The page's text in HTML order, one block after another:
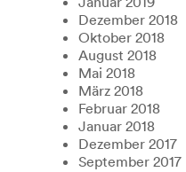
Dezember 2018
Oktober 2018
August 2018
Mai 2018
März 2018
Februar 2018
Januar 2018
Dezember 2017
September 2017